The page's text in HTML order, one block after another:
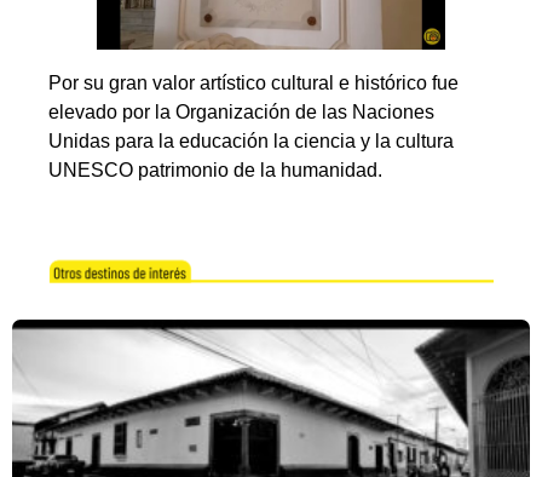
Por su gran valor artístico cultural e histórico fue
elevado por la Organización de las Naciones
Unidas para la educación la ciencia y la cultura
UNESCO patrimonio de la humanidad.